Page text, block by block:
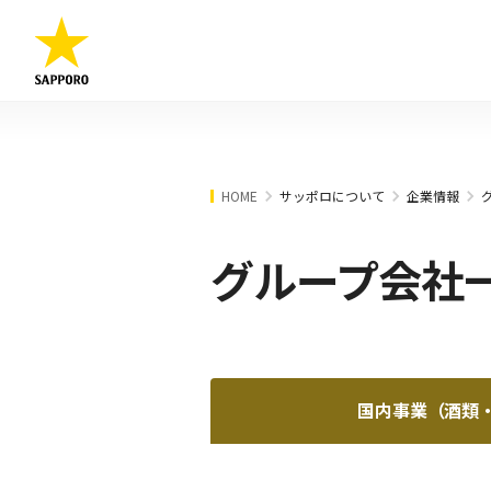
HOME サッポロについて 企業情報
グループ会社
国内事業（酒類